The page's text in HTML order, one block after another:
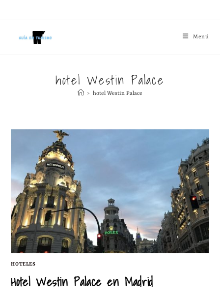
Menú
hotel Westin Palace
> hotel Westin Palace
HOTELES
Hotel Westin Palace en Madrid